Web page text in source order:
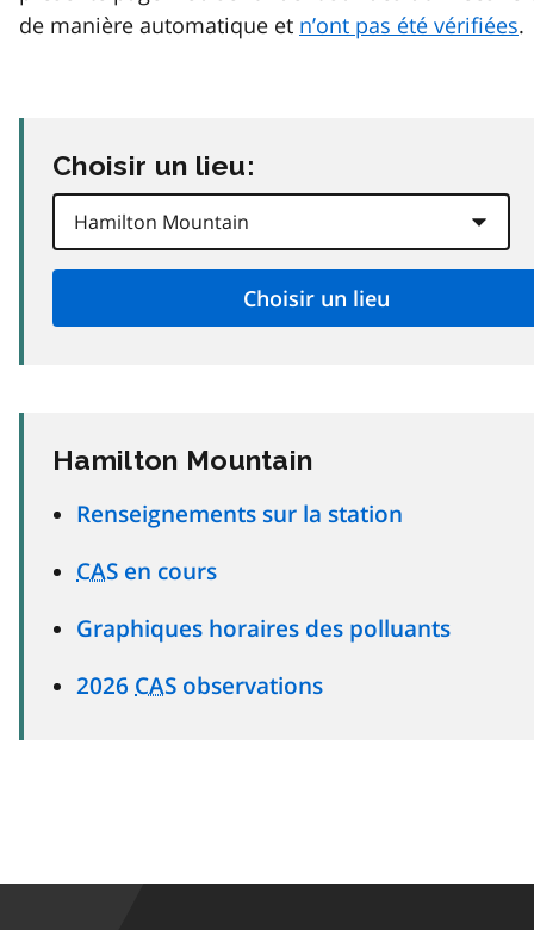
de manière automatique et n’ont pas été vérifiées.
Choisir un lieu:
Hamilton Mountain
Renseignements sur la station
CAS en cours
Graphiques horaires des polluants
2026 CAS observations